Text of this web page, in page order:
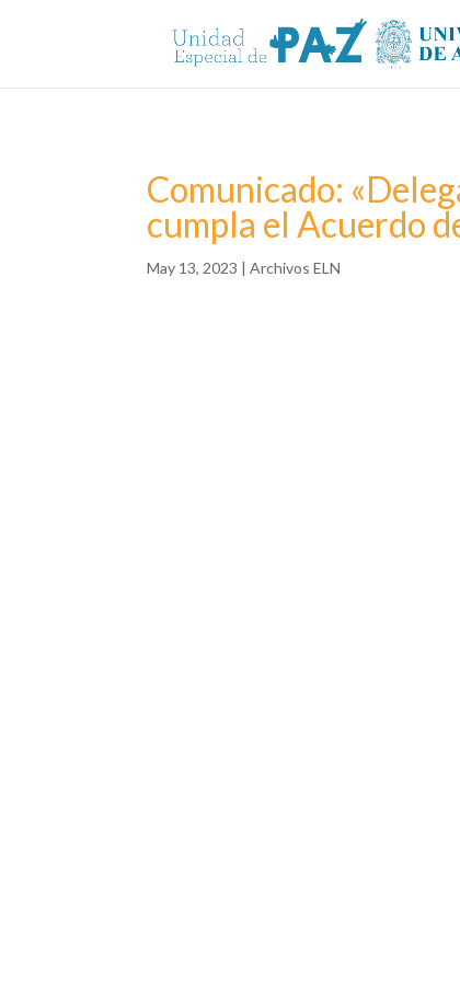
Comunicado:
cumpla el Acuerdo
May 13, 2023 |Archivos ELN